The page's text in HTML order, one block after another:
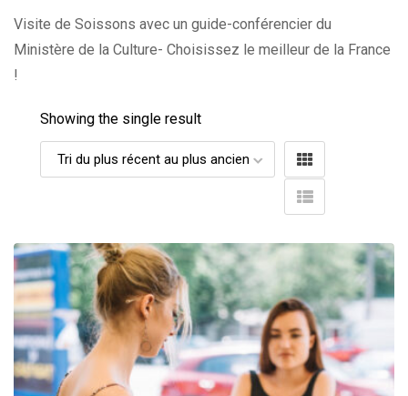
Visite de Soissons avec un guide-conférencier du
Ministère de la Culture- Choisissez le meilleur de la France
!
Showing the single result